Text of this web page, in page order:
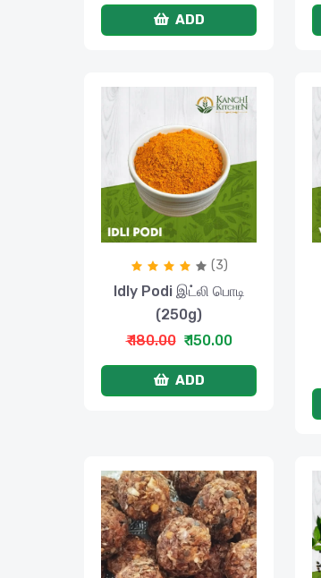
ADD
(3)
Idly Podi இட்லி பொடி
(250g)
₹ 180.00 ₹ 150.00
ADD